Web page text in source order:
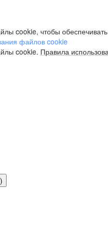
cookie, чтобы
файлов cookie
cookie. Правила